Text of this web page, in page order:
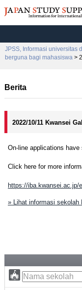
JPSS, Informasi universitas
berguna bagi mahasiswa >
Berita
2022/10/11 Kwansei
On-line applications
Click here for more
https://iba.kwansei.ac.jp/
» Lihat informasi sekolah